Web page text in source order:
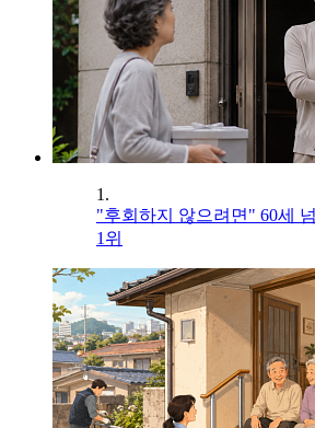
1.
"후회하지 않으려면" 60세
1위